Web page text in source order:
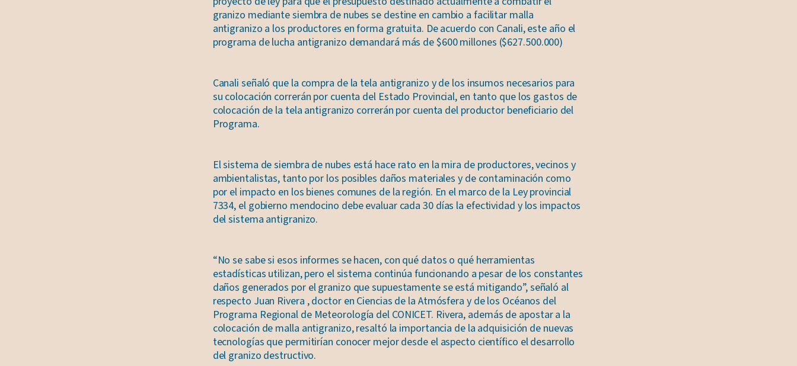
granizo mediante siembra de nubes se destine en cambio a facilitar malla
antigranizo a los productores en forma gratuita. De acuerdo con Canali, este año el
programa de lucha antigranizo demandará más de $600 millones ($627.500.000)
Canali señaló que la compra de la tela antigranizo y de los insumos necesarios para
su colocación correrán por cuenta del Estado Provincial, en tanto que los gastos de
colocación de la tela antigranizo correrán por cuenta del productor beneficiario del
Programa.
El sistema de siembra de nubes está hace rato en la mira de productores, vecinos y
ambientalistas, tanto por los posibles daños materiales y de contaminación como
por el impacto en los bienes comunes de la región. En el marco de la Ley provincial
7334, el gobierno mendocino debe evaluar cada 30 días la efectividad y los impactos
del sistema antigranizo.
“No se sabe si esos informes se hacen, con qué datos o qué herramientas
estadísticas utilizan, pero el sistema continúa funcionando a pesar de los constantes
daños generados por el granizo que supuestamente se está mitigando”, señaló al
respecto Juan Rivera , doctor en Ciencias de la Atmósfera y de los Océanos del
Programa Regional de Meteorología del CONICET. Rivera, además de apostar a la
colocación de malla antigranizo, resaltó la importancia de la adquisición de nuevas
tecnologías que permitirían conocer mejor desde el aspecto científico el desarrollo
del granizo destructivo.